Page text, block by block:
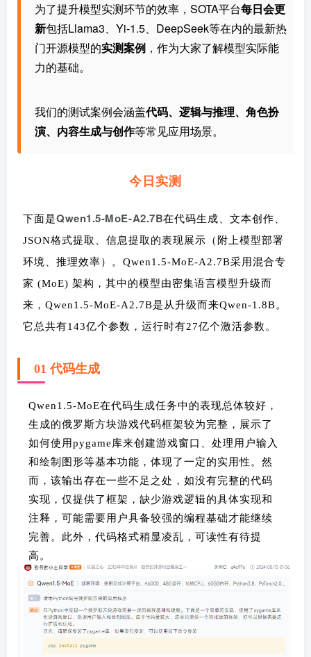
为了提升模型实测环节的效率，SOTA平台每日会更
新包括Llama3、Yi-1.5、DeepSeek等在内的最新热
门开源模型的实测案例 ，作为大家了解模型实际能
力的基础。
我们的测试案例会涵盖代码、逻辑与推理、角色扮
演、内容生成与创作等常见应用场景。
今日实测
下面是Qwen1.5-MoE-A2.7B在代码生成、文本创作、
JSON格式提取、信息提取的表现展示（附上模型部署
环境、推理效率）。Qwen1.5-MoE-A2.7B采用混合专
家 (MoE) 架构，其中的模型由密集语言模型升级而
来，Qwen1.5-MoE-A2.7B是从升级而来Qwen-1.8B。
它总共有143亿个参数，运行时有27亿个激活参数。
01 代码生成
Qwen1.5-MoE在代码生成任务中的表现总体较好，
生成的俄罗斯方块游戏代码框架较为完整，展示了
如何使用pygame库来创建游戏窗口、处理用户输入
和绘制图形等基本功能，体现了一定的实用性。然
而，该输出存在一些不足之处，如没有完整的代码
实现，仅提供了框架，缺少游戏逻辑的具体实现和
注释，可能需要用户具备较强的编程基础才能继续
完善。此外，代码格式稍显凌乱，可读性有待提
高。